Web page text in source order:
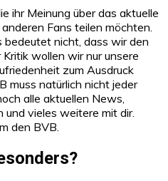
ihr Meinung über das aktuelle
Fans teilen möchten.
nicht, dass wir den
wollen wir nur unsere
zum Ausdruck
muss natürlich nicht jeder
alle aktuellen News,
und vieles weitere mit dir.
den BVB.